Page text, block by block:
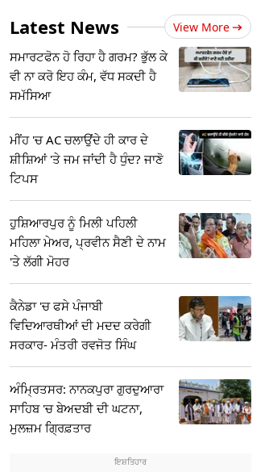
Latest News View More
ਸਮਾਰਟਫੋਨ ਹੋ ਰਿਹਾ ਹੈ ਗਰਮ? ਭੁੱਲ ਕੇ
ਵੀ ਨਾ ਕਰੋ ਇਹ ਕੰਮ, ਵੱਧ ਸਕਦੀ ਹੈ
ਸਮੱਸਿਆ
ਮੀਂਹ 'ਚ AC ਚਲਾਉਂਦੇ ਹੀ ਕਾਰ ਦੇ
ਸ਼ੀਸ਼ਿਆਂ 'ਤੇ ਜਮ ਜਾਂਦੀ ਹੈ ਧੁੰਦ? ਜਾਣੋ
ਟਿਪਸ
ਹੁਸ਼ਿਆਰਪੁਰ ਨੂੰ ਮਿਲੀ ਪਹਿਲੀ
ਮਹਿਲਾ ਮੇਅਰ, ਪ੍ਰਵੀਨ ਸੈਣੀ ਦੇ ਨਾਮ
'ਤੇ ਲੱਗੀ ਮੋਹਰ
ਕੈਨੇਡਾ 'ਚ ਫਸੇ ਪੰਜਾਬੀ
ਵਿਦਿਆਰਥੀਆਂ ਦੀ ਮਦਦ ਕਰੇਗੀ
ਸਰਕਾਰ- ਮੰਤਰੀ ਰਵਜੋਤ ਸਿੰਘ
ਅੰਮ੍ਰਿਤਸਰ: ਨਾਨਕਪੁਰਾ ਗੁਰਦੁਆਰਾ
ਸਾਹਿਬ 'ਚ ਬੇਅਦਬੀ ਦੀ ਘਟਨਾ,
ਮੁਲਜ਼ਮ ਗ੍ਰਿਫ਼ਤਾਰ